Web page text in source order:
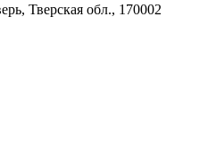
Тверская обл., 170002